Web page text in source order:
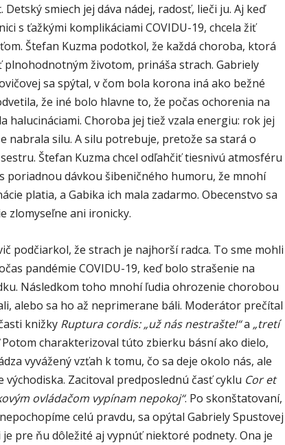
Detský smiech jej dáva nádej, radosť, lieči ju. Aj keď
s ťažkými komplikáciami COVIDU-19, chcela žiť
Štefan Kuzma podotkol, že každá choroba, ktorá
plnohodnotným životom, prináša strach. Gabriely
sa spýtal, v čom bola korona iná ako bežné
že iné bolo hlavne to, že počas ochorenia na
halucináciami. Choroba jej tiež vzala energiu: rok jej
nabrala silu. A silu potrebuje, pretože sa stará o
Štefan Kuzma chcel odľahčiť tiesnivú atmosféru
poriadnou dávkou šibeničného humoru, že mnohí
platia, a Gabika ich mala zadarmo. Obecenstvo sa
zlomyseľne ani ironicky.
podčiarkol, že strach je najhorší radca. To sme mohli
pandémie COVIDU-19, keď bolo strašenie na
Následkom toho mnohí ľudia ohrozenie chorobou
alebo sa ho až neprimerane báli. Moderátor prečítal
knižky Ruptura cordis: „už nás nestrašte!“a „tretí
Potom charakterizoval túto zbierku básní ako dielo,
vyvážený vzťah k tomu, čo sa deje okolo nás, ale
východiska. Zacitoval predposlednú časť cyklu Cor et
ovládačom vypínam nepokoj“. Po skonštatovaní,
celú pravdu, sa opýtal Gabriely Spustovej
je pre ňu dôležité aj vypnúť niektoré podnety. Ona je